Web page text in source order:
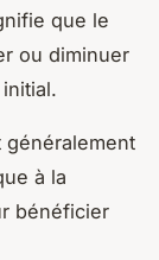
que le
ou diminuer
généralement
à la
bénéficier